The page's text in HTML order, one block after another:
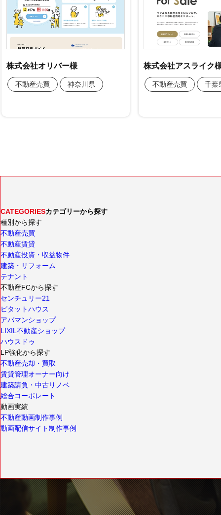
CATEGORIESカテゴリーから探す
種別から探す
不動産売買
不動産賃貸
不動産投資・収益物件
建築・リフォーム
テナント
不動産FCから探す
センチュリー21
ピタットハウス
アパマンショップ
LIXIL不動産ショップ
ハウスドゥ
LP強化から探す
不動産売却・買取
賃貸管理オーナー向け
建築請負・中古リノベ
総合コーポレート
動画実績
不動産動画制作事例
動画配信サイト制作事例